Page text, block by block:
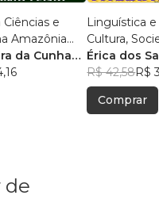
e
Amazônia
e Práticas
da Cunha
Linguística
Cultura,
- Volume 2
Érica dos
R$ 42,58R$
Comprar
de